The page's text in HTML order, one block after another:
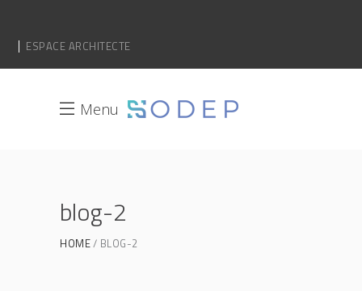
ESPACE ARCHITECTE
Menu
blog-2
HOME BLOG-2